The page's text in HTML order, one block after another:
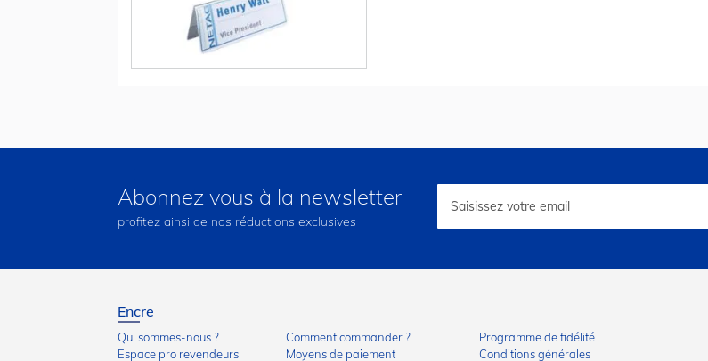
Abonnez vous à la newsletter
profitez ainsi de nos réductions exclusives
lettre
Encre
Qui sommes-nous ?
Espace pro revendeurs
Comment commander ?
Moyens de paiement
Programme de fidélité
Conditions générales